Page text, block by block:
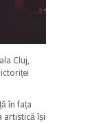
Cluj,
în fața
artistică își